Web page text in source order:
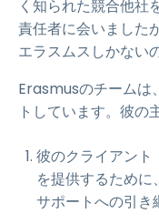
く知られた競合他社
責任者に会いました
エラスムスしかない
Erasmusのチームは
トしています。彼の
彼のクライアント
を提供するため
サポートへの引き